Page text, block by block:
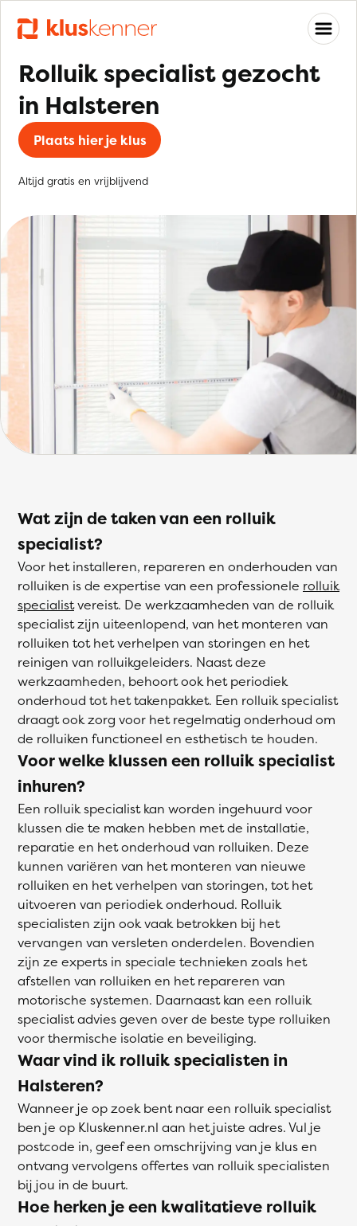
Rolluik specialist gezocht
in Halsteren
Plaats hier je klus
Altijd gratis en vrijblijvend
Wat zijn de taken van een rolluik
specialist?
Voor het installeren, repareren en onderhouden van
rolluiken is de expertise van een professionele rolluik
specialistvereist. De werkzaamheden van de rolluik
specialist zijn uiteenlopend, van het monteren van
rolluiken tot het verhelpen van storingen en het
reinigen van rolluikgeleiders. Naast deze
werkzaamheden, behoort ook het periodiek
onderhoud tot het takenpakket. Een rolluik specialist
draagt ook zorg voor het regelmatig onderhoud om
de rolluiken functioneel en esthetisch te houden.
Voor welke klussen een rolluik specialist
inhuren?
Een rolluik specialist kan worden ingehuurd voor
klussen die te maken hebben met de installatie,
reparatie en het onderhoud van rolluiken. Deze
kunnen variëren van het monteren van nieuwe
rolluiken en het verhelpen van storingen, tot het
uitvoeren van periodiek onderhoud. Rolluik
specialisten zijn ook vaak betrokken bij het
vervangen van versleten onderdelen. Bovendien
zijn ze experts in speciale technieken zoals het
afstellen van rolluiken en het repareren van
motorische systemen. Daarnaast kan een rolluik
specialist advies geven over de beste type rolluiken
voor thermische isolatie en beveiliging.
Waar vind ik rolluik specialisten in
Halsteren?
Wanneer je op zoek bent naar een rolluik specialist
ben je op Kluskenner.nl aan het juiste adres. Vul je
postcode in, geef een omschrijving van je klus en
ontvang vervolgens offertes van rolluik specialisten
bij jou in de buurt.
Hoe herken je een kwalitatieve rolluik